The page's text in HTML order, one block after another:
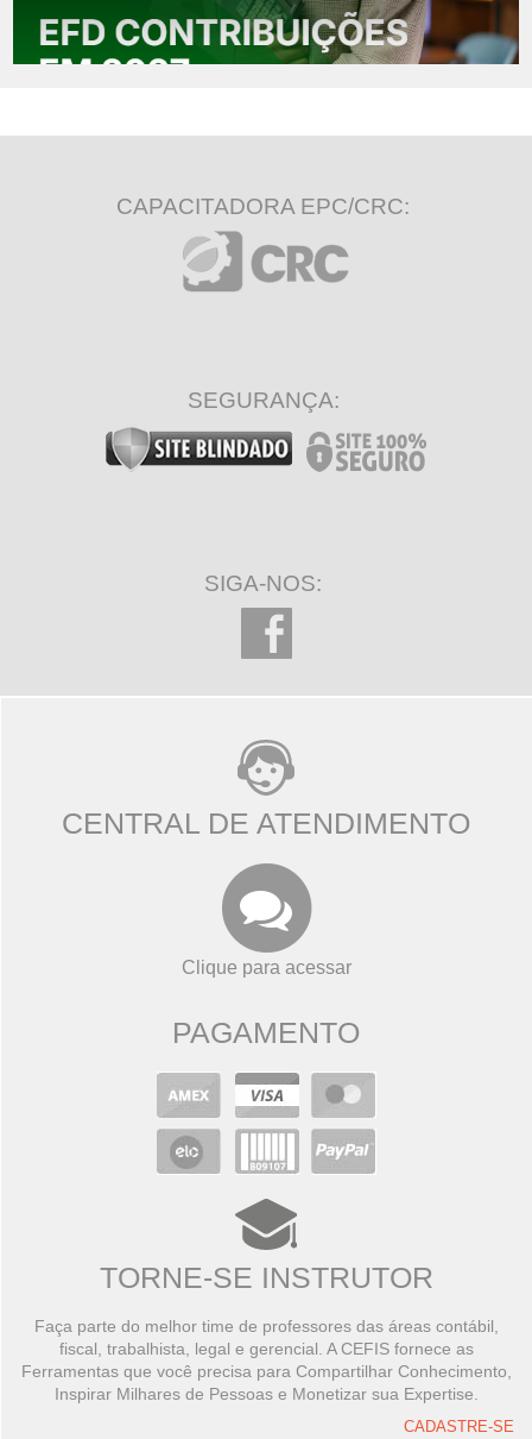
CAPACITADORA EPC/CRC:
SEGURANÇA:
SIGA-NOS:
CENTRAL DE ATENDIMENTO
Clique para acessar
PAGAMENTO
TORNE-SE INSTRUTOR
Faça parte do melhor time de professores das áreas contábil,
fiscal, trabalhista, legal e gerencial. A CEFIS fornece as
Ferramentas que você precisa para Compartilhar Conhecimento,
Inspirar Milhares de Pessoas e Monetizar sua Expertise.
CADASTRE-SE